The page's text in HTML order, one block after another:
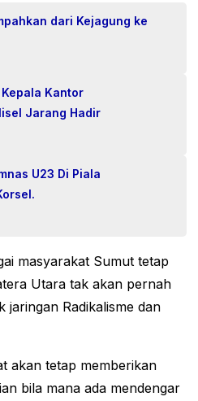
dari Kejagung ke
Kantor
Jarang Hadir
U23 Di Piala
masyarakat Sumut tetap
Utara tak akan pernah
jaringan Radikalisme dan
akan tetap memberikan
bila mana ada mendengar